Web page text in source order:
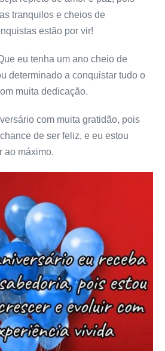
tranquilos e cheios de
estão por vir!
eu tenha um ano cheio de
determinado a conquistar tudo o
muita dedicação.
com muita gratidão, pois
de ser feliz, e eu estou
ao máximo.